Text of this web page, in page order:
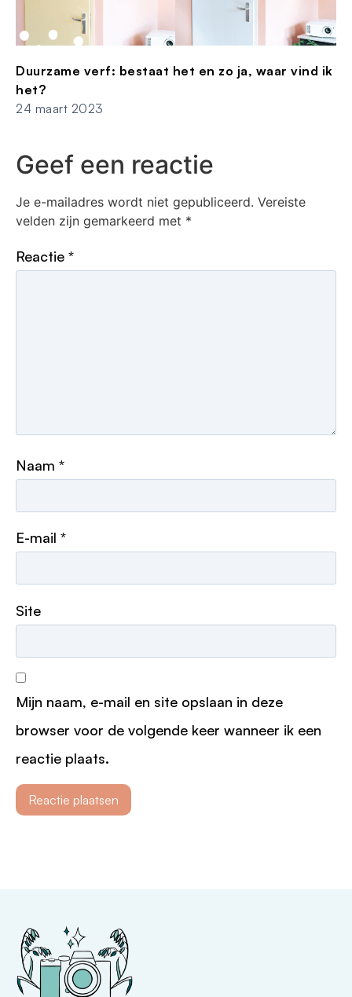
Duurzame verf: bestaat het en zo ja, waar vind ik
het?
24 maart 2023
Geef een reactie
Je e-mailadres wordt niet gepubliceerd. Vereiste
velden zijn gemarkeerd met *
Reactie *
Naam *
E-mail *
Site
Mijn naam, e-mail en site opslaan in deze
browser voor de volgende keer wanneer ik een
reactie plaats.